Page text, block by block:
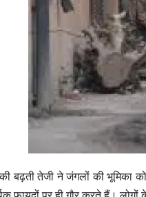
की बढ़ती तेजी ने जंगलों की भूमिका